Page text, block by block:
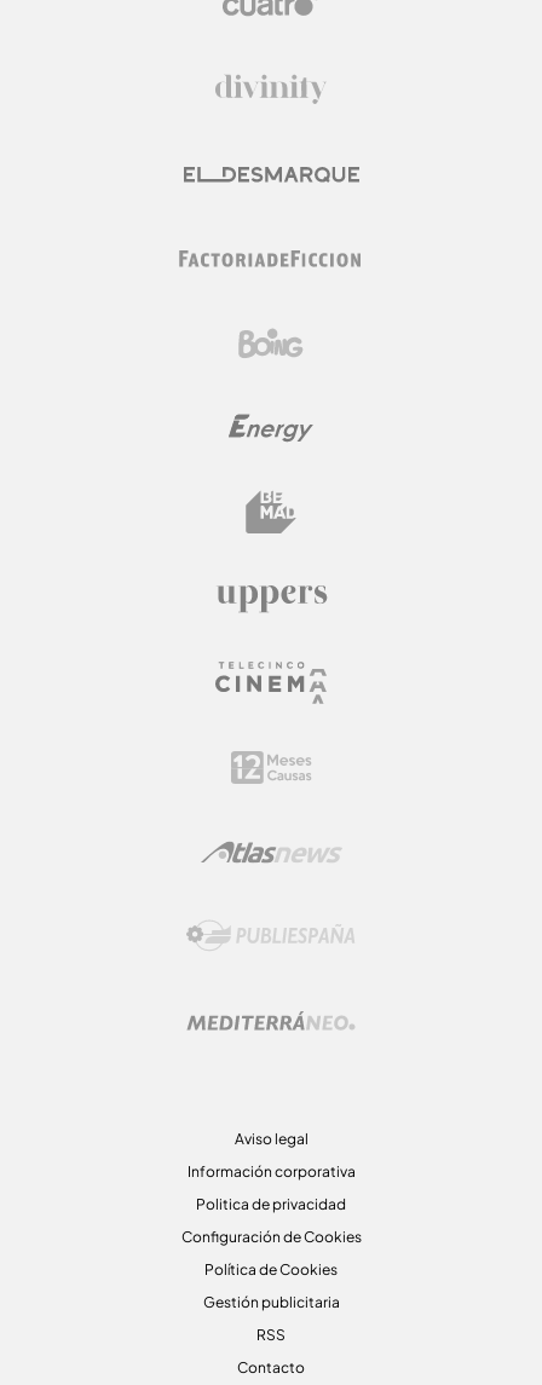
Aviso legal
Información corporativa
Politica de privacidad
Configuración de Cookies
Política de Cookies
Gestión publicitaria
RSS
Contacto